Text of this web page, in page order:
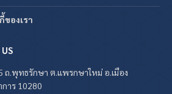
องเรา
ถ.พุทธรักษา ต.แพรกษาใหม่ อ.เมือง
าร 10280